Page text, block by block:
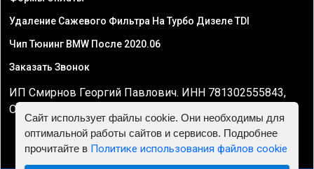
Удаление Сажевого Фильтра На Турбо Дизеле TDI
Чип Тюнинг BMW После 2020.06
Заказать Звонок
ИП Смирнов Георгий Павлович. ИНН 781302555843,
ОГРНИП 324470400032610
Сайт использует файлы cookie. Они необходимы для
оптимальной работы сайтов и сервисов. Подробнее
прочитайте в Политике использования файлов cookie